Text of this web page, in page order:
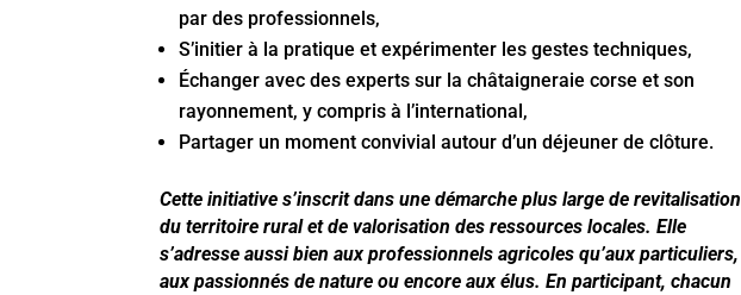
par des professionnels,
S’initier à la pratique et expérimenter les gestes techniques,
Échanger avec des experts sur la châtaigneraie corse et son
rayonnement, y compris à l’international,
Partager un moment convivial autour d’un déjeuner de clôture.
Cette initiative s’inscrit dans une démarche plus large de revitalisation
du territoire rural et de valorisation des ressources locales. Elle
s’adresse aussi bien aux professionnels agricoles qu’aux particuliers,
aux passionnés de nature ou encore aux élus. En participant, chacun